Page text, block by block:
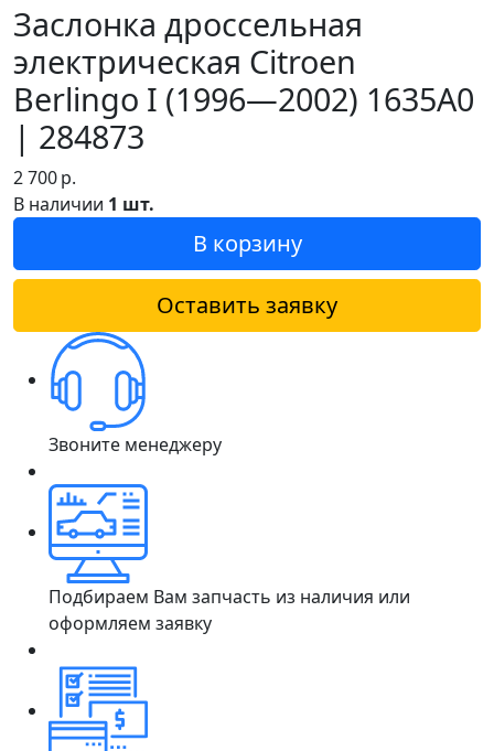
Заслонка дроссельная
электрическая Citroen
Berlingo I (1996—2002) 1635A0
| 284873
2 700р.
В наличии 1 шт.
В корзину
Оставить заявку
Звоните менеджеру
Подбираем Вам запчасть из наличия или
оформляем заявку